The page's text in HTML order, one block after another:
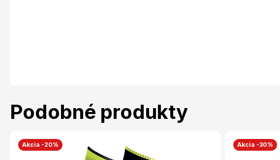
Podobné produkty
Akcia -20% Akcia -30%